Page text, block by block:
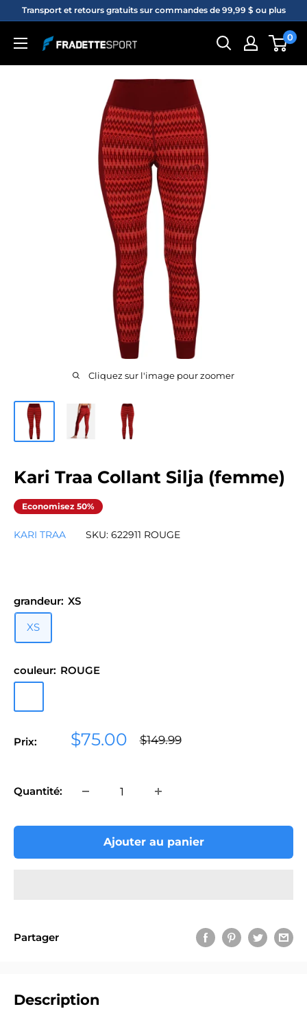
Passer
contenu
Transport et retours gratuits sur commandes de 99,99 $ ou plus
Fradette
sport
0
Cliquez sur l'image pour zoomer
Kari Traa Collant Silja (femme)
Economisez 50%
KARI TRAA SKU: 622911 ROUGE
grandeur: XS
XS
couleur: ROUGE
Prix:
Prix
$75.00
Prix
$149.99
Quantité:
Ajouter au panier
Partager
Description